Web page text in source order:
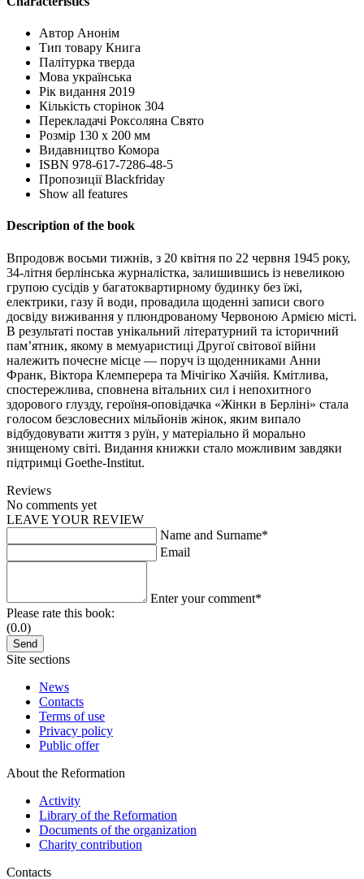
Автор Анонім
Тип товару Книга
Палітурка тверда
Мова українська
Рік видання 2019
Кількість сторінок 304
Перекладачі Роксоляна Свято
Розмір 130 х 200 мм
Видавництво Комора
ISBN 978-617-7286-48-5
Пропозиції Blackfriday
Show all features
Description of the book
Впродовж восьми тижнів, з 20 квітня по 22 червня 1945 року,
34-літня берлінська журналістка, залишившись із невеликою
групою сусідів у багатоквартирному будинку без їжі,
електрики, газу й води, провадила щоденні записи свого
досвіду виживання у плюндрованому Червоною Армією місті.
В результаті постав унікальний літературний та історичний
пам’ятник, якому в мемуаристиці Другої світової війни
належить почесне місце — поруч із щоденниками Анни
Франк, Віктора Клемперера та Мічігіко Хачійя. Кмітлива,
спостережлива, сповнена вітальних сил і непохитного
здорового глузду, героїня-оповідачка «Жінки в Берліні» стала
голосом безсловесних мільйонів жінок, яким випало
відбудовувати життя з руїн, у матеріально й морально
знищеному світі. Видання книжки стало можливим завдяки
підтримці Goethe-Institut.
Reviews
No comments yet
LEAVE YOUR REVIEW
Name and Surname*
Email
Enter your comment*
Please rate this book:
(0.0)
Site sections
News
Contacts
Terms of use
Privacy policy
Public offer
About the Reformation
Activity
Library of the Reformation
Documents of the organization
Charity contribution
Contacts